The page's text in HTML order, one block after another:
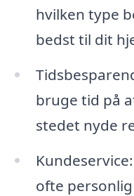
hvilken type
bedst til dit
bruge tid på
stedet nyde
ofte